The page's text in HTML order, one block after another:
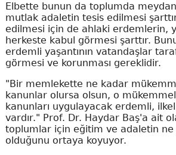
Elbette bunun da toplumda
mutlak adaletin tesis edilmesi
edilmesi için de ahlaki erdemlerin,
herkeste kabul görmesi şarttır.
erdemli yaşantının vatandaşlar
görmesi ve korunması gereklidir.
"Bir memlekette ne kadar
kanunlar olursa olsun, o mükemmel
kanunları uygulayacak erdemli,
vardır." Prof. Dr. Haydar Baş'a ait
toplumlar için eğitim ve adaletin
olduğunu ortaya koyuyor.